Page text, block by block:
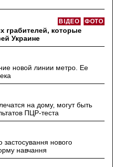
ФОТО
ВІДЕО
грабителей, которые
Украине
новой линии метро. Ее
на дому, могут быть
ПЦР-теста
нового
навчання